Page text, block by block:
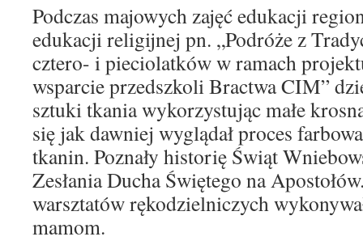
Podczas majowych zajęć edukacji
edukacji religijnej pn. „Podróże z
cztero- i pieciolatków w ramach
wsparcie przedszkoli Bractwa CIM”
sztuki tkania wykorzystując małe
się jak dawniej wyglądał proces
tkanin. Poznały historię Świąt
Zesłania Ducha Świętego na
warsztatów rękodzielniczych
mamom.